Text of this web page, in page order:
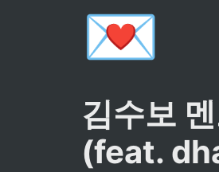
💌
김수보
(feat.